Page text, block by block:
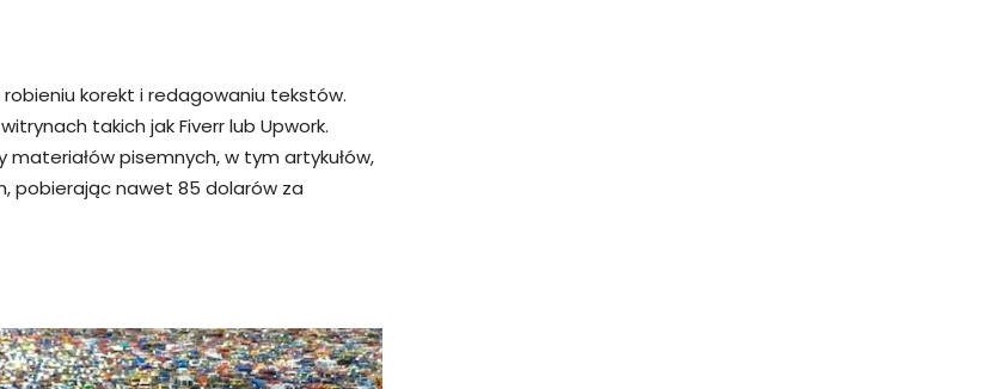
korekt i redagowaniu tekstów.
takich jak Fiverr lub Upwork.
pisemnych, w tym artykułów,
pobierając nawet 85 dolarów za